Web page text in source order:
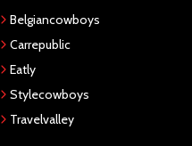
Belgiancowboys
Carrepublic
Eatly
Stylecowboys
Travelvalley